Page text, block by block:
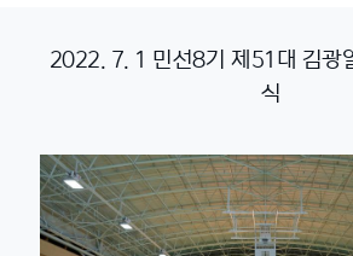
2022. 7. 1 민선8기 제51대 김광
식